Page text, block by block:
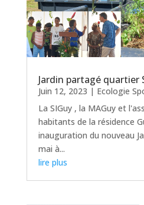
Jardin partagé quartier
Juin 12, 2023 | Ecologie
La SIGuy , la MAGuy et
habitants de la résidence
inauguration du nouveau
mai à...
lire plus